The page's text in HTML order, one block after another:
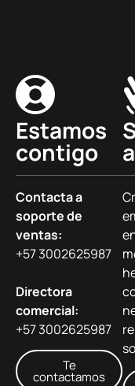
Estamos
contigo
Contacta a
soporte de
ventas:
+57 3002625987
Directora
comercial:
+57 3002625987
Te
contactamos